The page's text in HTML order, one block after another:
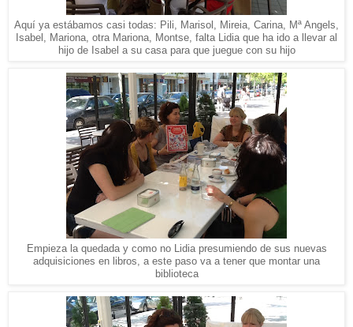
Aquí ya estábamos casi todas: Pili, Marisol, Mireia, Carina, Mª Angels,
Isabel, Mariona, otra Mariona, Montse, falta Lidia que ha ido a llevar al
hijo de Isabel a su casa para que juegue con su hijo
Empieza la quedada y como no Lidia presumiendo de sus nuevas
adquisiciones en libros, a este paso va a tener que montar una
biblioteca